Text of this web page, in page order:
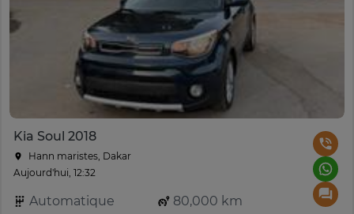
Kia Soul 2018
Hann maristes, Dakar
Aujourd'hui, 12:32
Automatique
80,000 km